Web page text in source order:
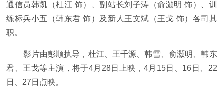
通信员韩凯（杜江 饰）、副站长刘子涛（俞灏明 饰）、训
练标兵小五（韩东君 饰）及新人王文斌（王戈 饰）各司其
职。
影片由彭顺执导，杜江、王千源、韩雪、俞灏明、韩东
君、王戈等主演，将于4月28日上映，4月15日、16日、22
日、27日点映。